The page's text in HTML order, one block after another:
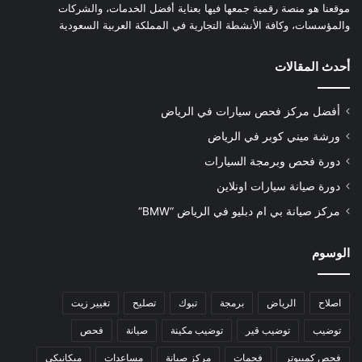
موقعنا هو منصة رقمية جمعها فيها بعناية أفضل الخدمات، والشركات
والمؤسسات، وكافة الأنشطة التجارية في المملكة العربية السعودية
أحدث المقالات
أفضل مركز فحص سيارات في الرياض
ورشة ميني كوبر في الرياض
دورة فحص وبرمجة السيارات
دورة صيانة سيارات اونلاين
مركز صيانة بي ام دبليو في الرياض “BMW”
الوسوم
اصلاح الرياض برمجة تبوك تصليح تغيير زيت
توضيب توضيب قير توضيب مكينة صيانة فحص
فحص كمبيوتر فحمات مركز صيانة مساعدات ميكانيكي